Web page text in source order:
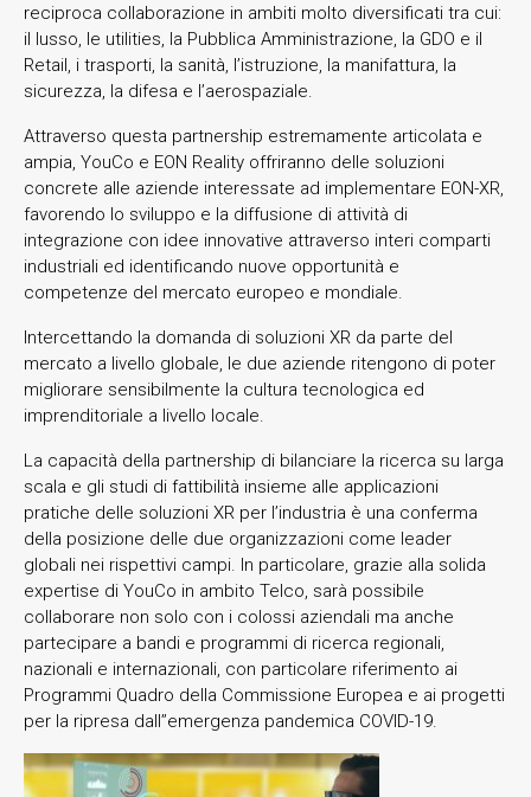
reciproca collaborazione in ambiti molto diversificati tra cui:
il lusso, le utilities, la Pubblica Amministrazione, la GDO e il
Retail, i trasporti, la sanità, l’istruzione, la manifattura, la
sicurezza, la difesa e l’aerospaziale.
Attraverso questa partnership estremamente articolata e
ampia, YouCo e EON Reality offriranno delle soluzioni
concrete alle aziende interessate ad implementare EON-XR,
favorendo lo sviluppo e la diffusione di attività di
integrazione con idee innovative attraverso interi comparti
industriali ed identificando nuove opportunità e
competenze del mercato europeo e mondiale.
Intercettando la domanda di soluzioni XR da parte del
mercato a livello globale, le due aziende ritengono di poter
migliorare sensibilmente la cultura tecnologica ed
imprenditoriale a livello locale.
La capacità della partnership di bilanciare la ricerca su larga
scala e gli studi di fattibilità insieme alle applicazioni
pratiche delle soluzioni XR per l’industria è una conferma
della posizione delle due organizzazioni come leader
globali nei rispettivi campi. In particolare, grazie alla solida
expertise di YouCo in ambito Telco, sarà possibile
collaborare non solo con i colossi aziendali ma anche
partecipare a bandi e programmi di ricerca regionali,
nazionali e internazionali, con particolare riferimento ai
Programmi Quadro della Commissione Europea e ai progetti
per la ripresa dall’’emergenza pandemica COVID-19.